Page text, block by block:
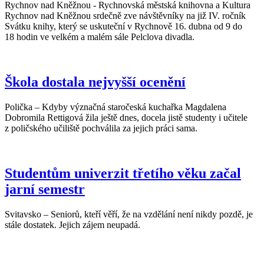
Rychnov nad Kněžnou - Rychnovská městská knihovna a Kultura
Rychnov nad Kněžnou srdečně zve návštěvníky na již IV. ročník
Svátku knihy, který se uskuteční v Rychnově 16. dubna od 9 do
18 hodin ve velkém a malém sále Pelclova divadla.
Škola dostala nejvyšší ocenění
Polička – Kdyby význačná staročeská kuchařka Magdalena
Dobromila Rettigová žila ještě dnes, docela jistě studenty i učitele
z poličského učiliště pochválila za jejich práci sama.
Studentům univerzit třetího věku začal
jarní semestr
Svitavsko – Seniorů, kteří věří, že na vzdělání není nikdy pozdě, je
stále dostatek. Jejich zájem neupadá.